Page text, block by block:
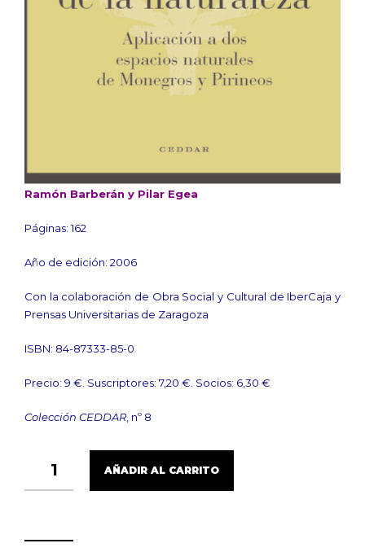
Ramón Barberán y Pilar Egea
Páginas: 162
Año de edición: 2006
Con la colaboración de Obra Social y Cultural de IberCaja y
Prensas Universitarias de Zaragoza
ISBN: 84-87333-85-0
Precio: 9 €. Suscriptores: 7,20 €. Socios: 6,30 €
Colección CEDDAR, nº 8
DE
AÑADIR AL CARRITO